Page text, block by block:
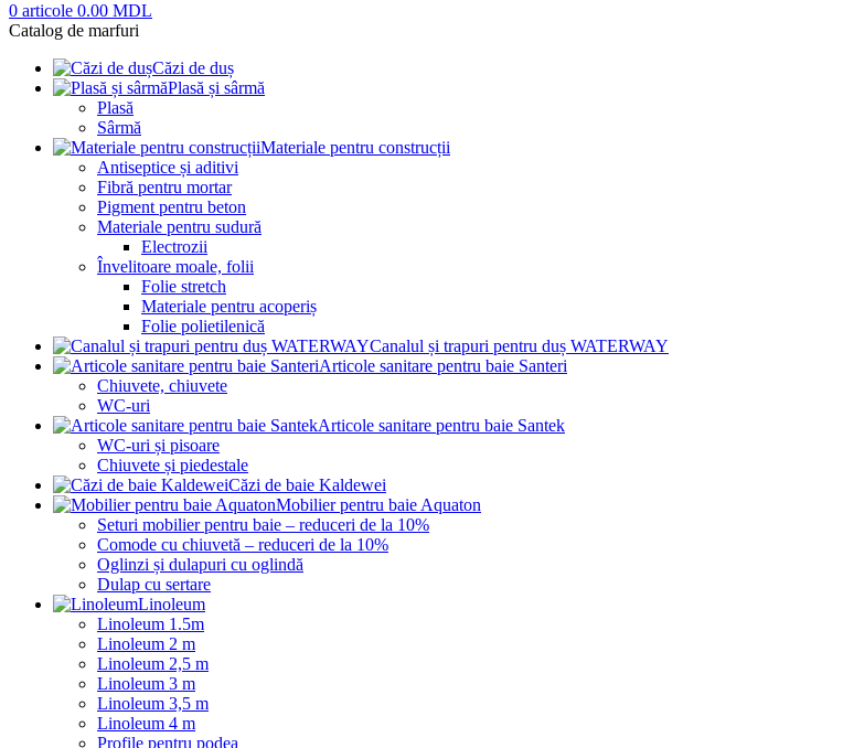
0 articole 0.00 MDL
Catalog de marfuri
Căzi de duș
Plasă și sârmă
Plasă
Sârmă
Materiale pentru construcții
Antiseptice și aditivi
Fibră pentru mortar
Pigment pentru beton
Materiale pentru sudură
Electrozii
Învelitoare moale, folii
Folie stretch
Materiale pentru acoperiș
Folie polietilenică
Canalul și trapuri pentru duș WATERWAY
Articole sanitare pentru baie Santeri
Chiuvete, chiuvete
WC-uri
Articole sanitare pentru baie Santek
WC-uri și pisoare
Chiuvete și piedestale
Căzi de baie Kaldewei
Mobilier pentru baie Aquaton
Seturi mobilier pentru baie – reduceri de la 10%
Comode cu chiuvetă – reduceri de la 10%
Oglinzi și dulapuri cu oglindă
Dulap cu sertare
Linoleum
Linoleum 1.5m
Linoleum 2 m
Linoleum 2,5 m
Linoleum 3 m
Linoleum 3,5 m
Linoleum 4 m
Profile pentru podea